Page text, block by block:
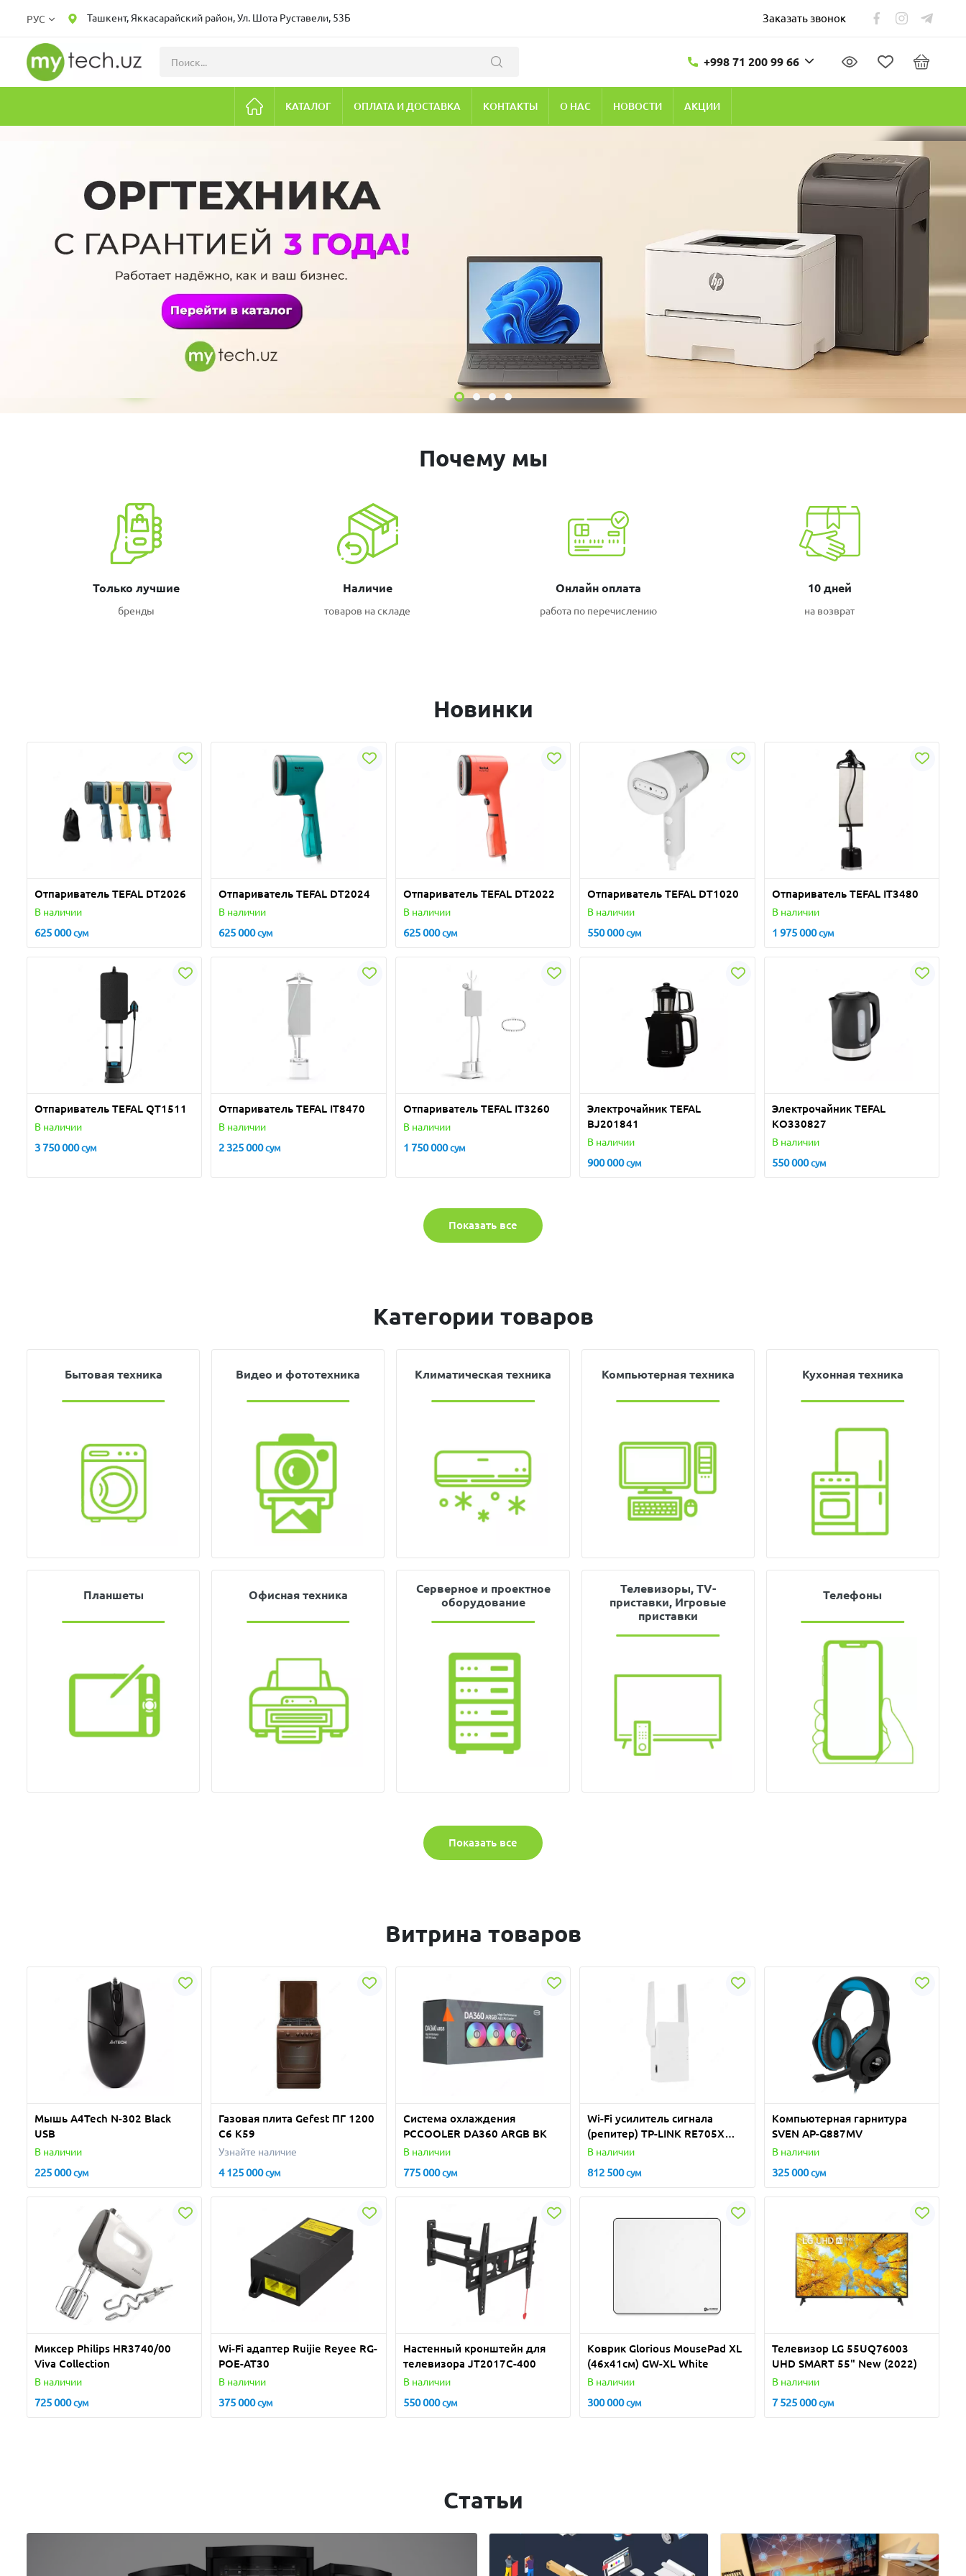
РУС Ташкент, Яккасарайский район, Ул. Шота Руставели, 53Б Заказать звонок
+998 71 200 99 66
КАТАЛОГ ОПЛАТА И ДОСТАВКА КОНТАКТЫ О НАС НОВОСТИ АКЦИИ
Новинки
Отпариватель TEFAL DT2026
В наличии
625 000сум
Отпариватель TEFAL DT2024
В наличии
625 000сум
Отпариватель TEFAL DT2022
В наличии
625 000сум
Отпариватель TEFAL DT1020
В наличии
550 000сум
Отпариватель TEFAL IT3480
В наличии
1 975 000сум
Отпариватель TEFAL QT1511
В наличии
3 750 000сум
Отпариватель TEFAL IT8470
В наличии
2 325 000сум
Отпариватель TEFAL IT3260
В наличии
1 750 000сум
Электрочайник TEFAL
BJ201841
В наличии
900 000сум
Электрочайник TEFAL
KO330827
В наличии
550 000сум
Показать все
Витрина товаров
Мышь A4Tech N-302 Black
USB
В наличии
225 000сум
Газовая плита Gefest ПГ 1200
С6 К59
Узнайте наличие
4 125 000сум
Система охлаждения
PCCOOLER DA360 ARGB BK
В наличии
775 000сум
Wi-Fi усилитель сигнала
(репитер) TP-LINK RE705X
AX3000
В наличии
812 500сум
Компьютерная гарнитура
SVEN AP-G887MV
В наличии
325 000сум
Миксер Philips HR3740/00
Viva Collection
В наличии
725 000сум
Wi-Fi адаптер Ruijie Reyee RG-
POE-AT30
В наличии
375 000сум
Настенный кронштейн для
телевизора JT2017C-400
В наличии
550 000сум
Коврик Glorious MousePad XL
(46x41см) GW-XL White
В наличии
300 000сум
Телевизор LG 55UQ76003
UHD SMART 55" New (2022)
В наличии
7 525 000сум
Категории товаров
Бытовая техника Видео и фототехника Климатическая техника Компьютерная техника Кухонная техника
Планшеты Офисная техника
Серверное и проектное
оборудование
Телевизоры, TV-
приставки, Игровые
приставки
Телефоны
Показать все
Почему мы
Только лучшие
бренды
Наличие
товаров на складе
Онлайн оплата
работа по перечислению
10 дней
на возврат
Статьи